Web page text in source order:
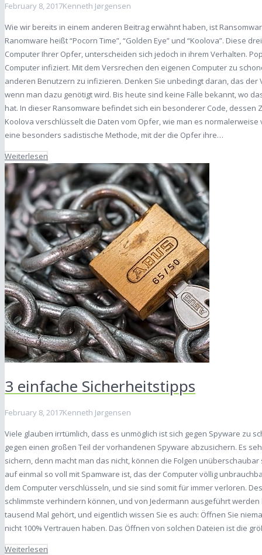
February 8, 2017Kenneth Jørgensen
Wie wir bereits in einem anderen Beitrag erwähnt haben, ist
Ranomware heißt “Pocorn Time”, “Golden Eye” und “Koolova”. Diese
Computer Ihrer Opfer, unterscheiden sich jedoch in ihrem Verhalten.
Computer infiziert. Mit dem Versrechen den eigenen Computer zu
anderen Benutzern zu infizieren. Denken Sie unbedingt daran, das
wenn man dazu genötigt wird. Bis heute sind keine Fälle bekannt, wo
hat. In dieser Ransomware befindet sich ein besonderer Code, dessen
Koolova verschlüsselt die Daten vom Opfer, wie man es
eine besonders sadistische Methode, mit der die Opfer ihre…
Weiterlesen
3 einfache Sicherheitstipps
February 8, 2017Kenneth Jørgensen
Viele glauben irrtümlich, dass es unmöglich ist sich gegen Spyware zu
gegen einen großen Teil der vorhandenen Spyware abzusichern. Es
sichern, denn macht man das nicht, können die Folgen
auf einmal so voll mit Spamware ist, das der Computer völlig
dem Computer verschlüsseln, und sie sind somit für immer verloren.
schlimmste verhindern können, und von Jedermann ausgeführt
tausend Mal gehört, und eigentlich wissen Sie es auch: Öffnen Sie
nicht 100% Vertrauen haben. Das Öffnen von solchen Dateien ist die
Weiterlesen